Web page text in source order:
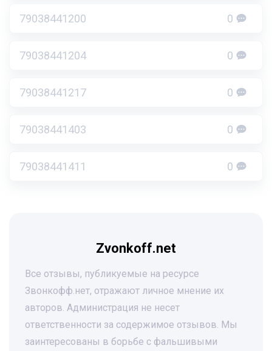
79038441200 0
79038441204 0
79038441217 0
79038441403 0
79038441411 0
Zvonkoff.net
Все отзывы, публикуемые на ресурсе
Звонкофф.нет, отражают личное мнение их
авторов. Администрация не несет
ответственности за содержимое отзывов. Мы
заинтересованы в борьбе с фальшивыми